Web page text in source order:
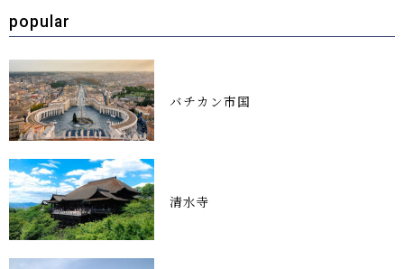
popular
バチカン市国
清水寺